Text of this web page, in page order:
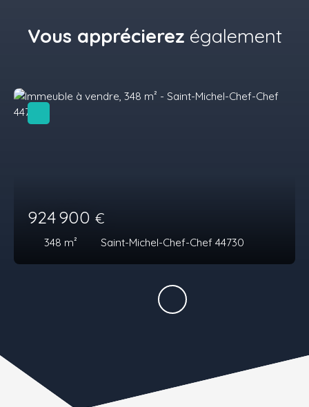
Vous apprécierez également
924 900 €
348 m² Saint-Michel-Chef-Chef 44730